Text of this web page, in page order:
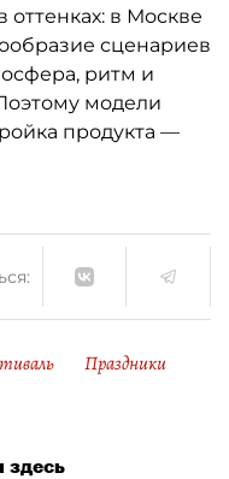
в Москве
сценариев
ритм и
модели
продукта —
Праздники
здесь